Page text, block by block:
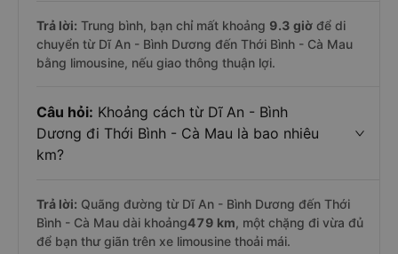
Trả lời: Trung bình, bạn chỉ mất khoảng 9.3 giờ để di
chuyển từ Dĩ An - Bình Dương đến Thới Bình - Cà Mau
bằng limousine, nếu giao thông thuận lợi.
Câu hỏi: Khoảng cách từ Dĩ An - Bình
Dương đi Thới Bình - Cà Mau là bao nhiêu
km?
Trả lời: Quãng đường từ Dĩ An - Bình Dương đến Thới
Bình - Cà Mau dài khoảng479 km, một chặng đi vừa đủ
để bạn thư giãn trên xe limousine thoải mái.